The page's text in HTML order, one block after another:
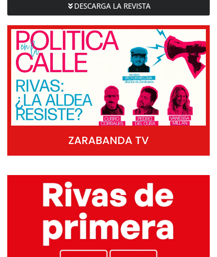
DESCARGA LA REVISTA
ZARABANDA TV